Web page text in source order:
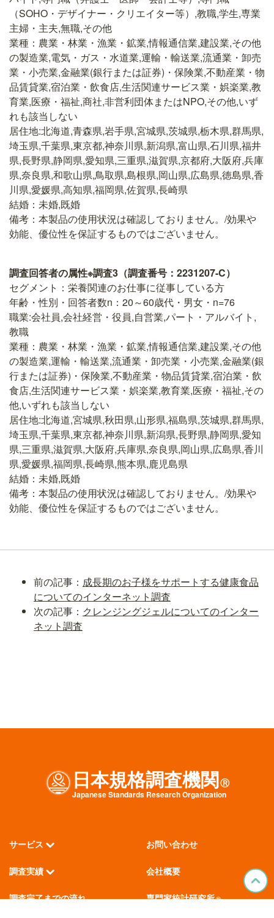
（SOHO・デザイナー・クリエイター等）,教職,学生,専業
主婦・主夫,無職,その他
業種：農業・林業・漁業・鉱業,情報通信業,建設業,その他
の製造業,電気・ガス・水道業,運輸・輸送業,流通業・卸売
業・小売業,金融業(銀行または証券)・保険業,不動産業・物
品賃貸業,宿泊業・飲食店,生活関連サービス業・娯楽業,教
育業,医療・福祉,商社,非営利団体またはNPO,その他,いず
れも該当しない
居住地:北海道,青森県,岩手県,宮城県,茨城県,栃木県,群馬県,
埼玉県,千葉県,東京都,神奈川県,新潟県,富山県,石川県,福井
県,長野県,静岡県,愛知県,三重県,滋賀県,京都府,大阪府,兵庫
県,奈良県,和歌山県,鳥取県,島根県,岡山県,広島県,徳島県,香
川県,愛媛県,高知県,福岡県,佐賀県,長崎県
結婚：未婚,既婚
備考：本製品の使用状況は確認しておりません。/効果や
効能、優位性を保証するものではございません。
調査回答者の属性※調査3（調査番号：2231207-C）
セグメント：栄養関連のお仕事に従事している方
年齢・性別・回答者数n：20～60歳代・男女・n=76
職業:会社員,会社経営・役員,自営業,パート・アルバイト,
教職
業種：農業・林業・漁業・鉱業,情報通信業,建設業,その他
の製造業,運輸・輸送業,流通業・卸売業・小売業,金融業(銀
行または証券)・保険業,不動産業・物品賃貸業,宿泊業・飲
食店,生活関連サービス業・娯楽業,教育業,医療・福祉,その
他,いずれも該当しない
居住地:北海道,宮城県,秋田県,山形県,福島県,茨城県,群馬県,
埼玉県,千葉県,東京都,神奈川県,新潟県,長野県,静岡県,愛知
県,三重県,滋賀県,大阪府,兵庫県,奈良県,岡山県,広島県,香川
県,愛媛県,福岡県,長崎県,熊本県,鹿児島県
結婚：未婚,既婚
備考：本製品の使用状況は確認しておりません。/効果や
効能、優位性を保証するものではございません。
前の記事： 成長期のお子様をサポートする健康食品
についてのインターネット調査
次の記事： クレンジングジェルについてのインター
ネット調査
日本規格調査機関Ⓡ
JapaneseStandardsResearchOrganization
サービス
調査実績
調査完了までの流れ
お問い合わせ
会社概要
専門家統計研究所®